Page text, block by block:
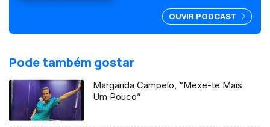
OUVIR PODCAST
Pode também gostar
Margarida Campelo, “Mexe-te Mais
Um Pouco”